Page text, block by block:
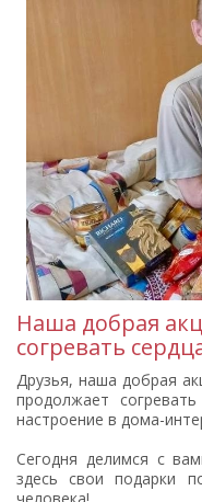
Наша добрая
согревать
Друзья, наша добрая
продолжает
настроение в дома-
Сегодня делимся с
здесь свои подарки